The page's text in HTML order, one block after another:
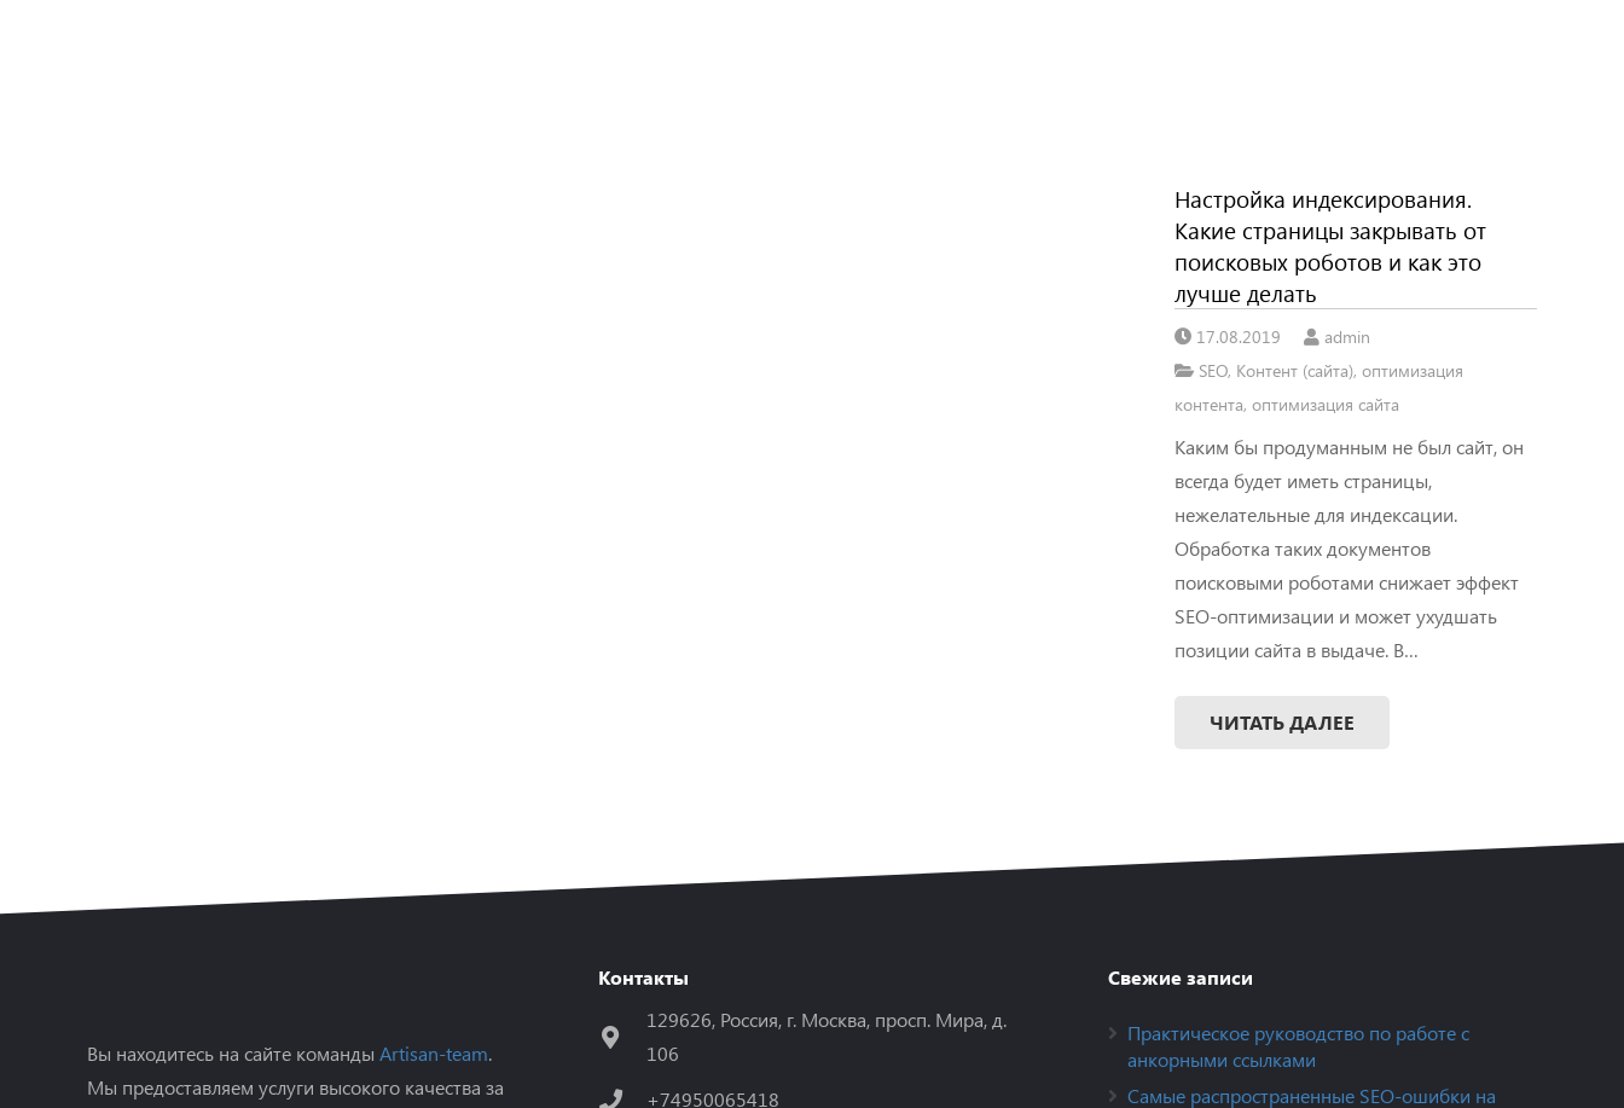
Настройка индексирования.
Какие страницы закрывать от
поисковых роботов и как это
лучше делать
17.08.2019
admin
SEO, Контент (сайта), оптимизация
контента, оптимизация сайта
Каким бы продуманным не был сайт, он
всегда будет иметь страницы,
нежелательные для индексации.
Обработка таких документов
поисковыми роботами снижает эффект
SEO-оптимизации и может ухудшать
позиции сайта в выдаче. В…
ЧИТАТЬ ДАЛЕЕ
Вы находитесь на сайте команды Artisan-team.
Мы предоставляем услуги высокого качества за
Контакты
129626, Россия, г. Москва, просп. Мира, д.
106
+74950065418
Свежие записи
Практическое руководство по работе с
анкорными ссылками
Самые распространенные SEO-ошибки на